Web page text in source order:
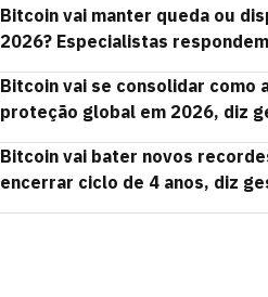
Bitcoin vai manter queda ou
2026? Especialistas respondem
Bitcoin vai se consolidar como
proteção global em 2026, diz
Bitcoin vai bater novos
encerrar ciclo de 4 anos, diz